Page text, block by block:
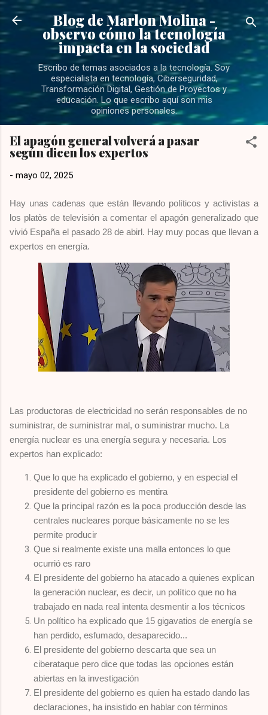
Ir al contenido principal
Blog de Marlon Molina -
observo cómo la tecnología
impacta en la sociedad
Escribo de temas asociados a la tecnología. Soy
especialista en tecnología, Ciberseguridad,
Transformación Digital, Gestión de Proyectos y
educación. Lo que escribo aquí son mis
opiniones personales.
El apagón general volverá a pasar
según dicen los expertos
- mayo 02, 2025
Hay unas cadenas que están llevando políticos y activistas a
los platòs de televisión a comentar el apagón generalizado que
vivió España el pasado 28 de abirl. Hay muy pocas que llevan a
expertos en energía.
Las productoras de electricidad no serán responsables de no
suministrar, de suministrar mal, o suministrar mucho. La
energía nuclear es una energía segura y necesaria. Los
expertos han explicado:
Que lo que ha explicado el gobierno, y en especial el
presidente del gobierno es mentira
Que la principal razón es la poca producción desde las
centrales nucleares porque básicamente no se les
permite producir
Que si realmente existe una malla entonces lo que
ocurrió es raro
El presidente del gobierno ha atacado a quienes explican
la generación nuclear, es decir, un político que no ha
trabajado en nada real intenta desmentir a los técnicos
Un político ha explicado que 15 gigavatios de energía se
han perdido, esfumado, desaparecido...
El presidente del gobierno descarta que sea un
ciberataque pero dice que todas las opciones están
abiertas en la investigación
El presidente del gobierno es quien ha estado dando las
declaraciones, ha insistido en hablar con términos